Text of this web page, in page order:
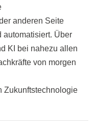
anderen Seite
automatisiert. Über
KI bei nahezu allen
von morgen
Zukunftstechnologie